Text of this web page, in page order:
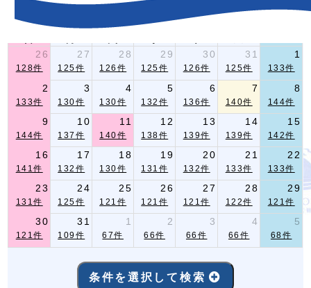
翌月
2026年 8月
26
27 28 29 30 31 1
128件 125件 126件 125件 126件 125件 133件
2 3 4 5 6 7 8
133件 130件 130件 132件 136件 140件 144件
9 10 11 12 13 14 15
144件 137件 140件 138件 139件 139件 142件
16 17 18 19 20 21 22
141件 132件 130件 131件 132件 133件 133件
23 24 25 26 27 28 29
131件 125件 121件 121件 121件 122件 121件
30 31 1 2 3 4 5
121件 109件 67件 66件 66件 66件 68件
条件を選択して検索